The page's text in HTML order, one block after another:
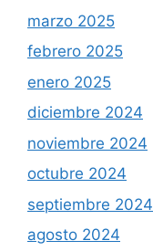
marzo 2025
febrero 2025
enero 2025
diciembre 2024
noviembre 2024
octubre 2024
septiembre 2024
agosto 2024